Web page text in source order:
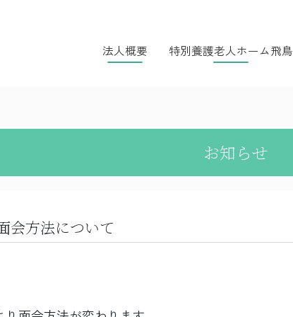
法人概要 特別養護老人ホーム飛鳥
お知らせ
会方法について